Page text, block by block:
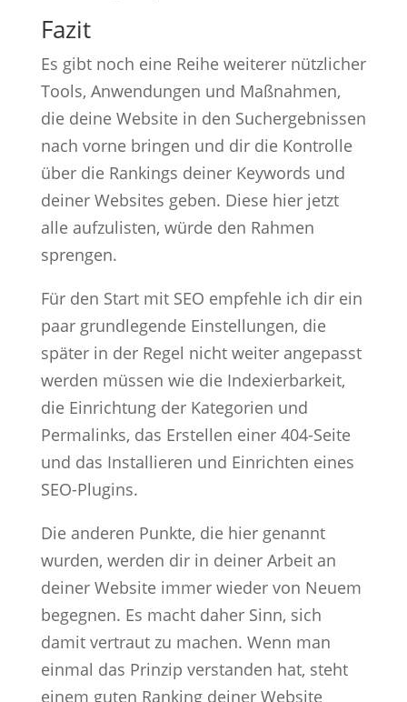
Fazit
Es gibt noch eine Reihe weiterer nützlicher
Tools, Anwendungen und Maßnahmen,
die deine Website in den Suchergebnissen
nach vorne bringen und dir die Kontrolle
über die Rankings deiner Keywords und
deiner Websites geben. Diese hier jetzt
alle aufzulisten, würde den Rahmen
sprengen.
Für den Start mit SEO empfehle ich dir ein
paar grundlegende Einstellungen, die
später in der Regel nicht weiter angepasst
werden müssen wie die Indexierbarkeit,
die Einrichtung der Kategorien und
Permalinks, das Erstellen einer 404-Seite
und das Installieren und Einrichten eines
SEO-Plugins.
Die anderen Punkte, die hier genannt
wurden, werden dir in deiner Arbeit an
deiner Website immer wieder von Neuem
begegnen. Es macht daher Sinn, sich
damit vertraut zu machen. Wenn man
einmal das Prinzip verstanden hat, steht
einem guten Ranking deiner Website